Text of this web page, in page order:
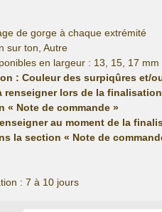
de gorge à chaque extrémité
sur ton, Autre
en largeur : 13, 15, 17
: Couleur des surpiqûres et/
renseigner lors de la
« Note de commande »
au moment de la
la section « Note de
: 7 à 10 jours